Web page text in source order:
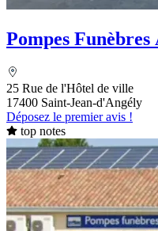
Pompes Funèbres
25 Rue de l'Hôtel de ville
17400 Saint-Jean-d'Angély
Déposez le premier avis !
top notes